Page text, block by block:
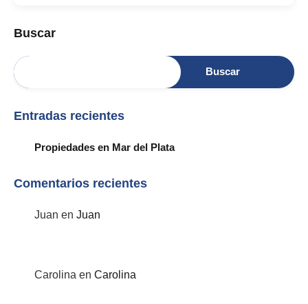
Buscar
Buscar
Entradas recientes
Propiedades en Mar del Plata
Comentarios recientes
Juan en Juan
Carolina en Carolina